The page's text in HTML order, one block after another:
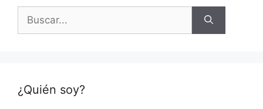
Buscar:
¿Quién soy?